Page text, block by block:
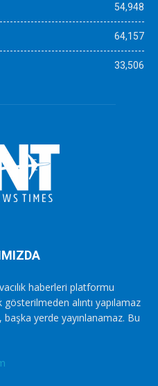
54,948
64,157
33,506
haberleri platformu
alıntı yapılamaz
yerde yayınlanamaz. Bu